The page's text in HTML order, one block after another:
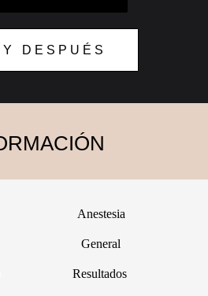
DESPUÉS
Anestesia
General
Resultados